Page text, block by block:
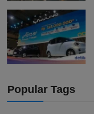
Popular Tags